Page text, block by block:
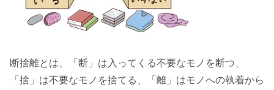
断捨離とは、「断」は入ってくる不要なモノを断つ、
「捨」は不要なモノを捨てる、「離」はモノへの執着から